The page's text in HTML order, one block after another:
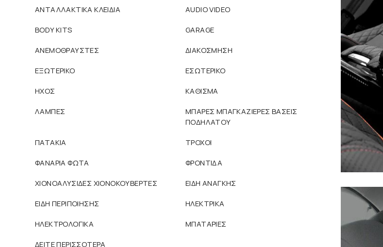
ΑΝΤΑΛΛΑΚΤΙΚΑ ΚΛΕΙΔΙΑ
AUDIO VIDEO
BODY KITS
GARAGE
ΑΝΕΜΟΘΡΑΥΣΤΕΣ
ΔΙΑΚΟΣΜΗΣΗ
ΕΞΩΤΕΡΙΚΟ
ΕΣΩΤΕΡΙΚΟ
ΗΧΟΣ
ΚΑΘΙΣΜΑ
ΛΑΜΠΕΣ
ΜΠΑΡΕΣ ΜΠΑΓΚΑΖΙΕΡΕΣ ΒΑΣΕΙΣ
ΠΟΔΗΛΑΤΟΥ
ΠΑΤΑΚΙΑ
ΤΡΟΧΟΙ
ΦΑΝΑΡΙΑ ΦΩΤΑ
ΦΡΟΝΤΙΔΑ
ΧΙΟΝΟΑΛΥΣΙΔΕΣ ΧΙΟΝΟΚΟΥΒΕΡΤΕΣ
ΕΙΔΗ ΑΝΑΓΚΗΣ
ΕΙΔΗ ΠΕΡΙΠΟΙΗΣΗΣ
ΗΛΕΚΤΡΙΚΑ
ΗΛΕΚΤΡΟΛΟΓΙΚΑ
ΜΠΑΤΑΡΙΕΣ
ΔΕΙΤΕ ΠΕΡΙΣΣΟΤΕΡΑ